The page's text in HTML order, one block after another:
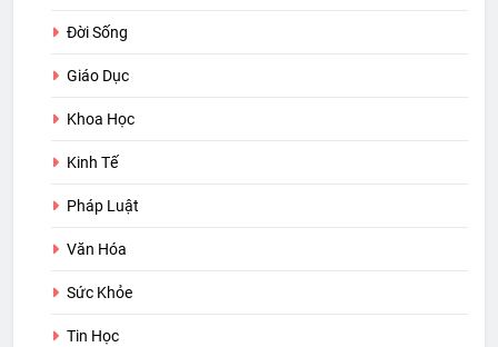
Đời Sống
Giáo Dục
Khoa Học
Kinh Tế
Pháp Luật
Văn Hóa
Sức Khỏe
Tin Học